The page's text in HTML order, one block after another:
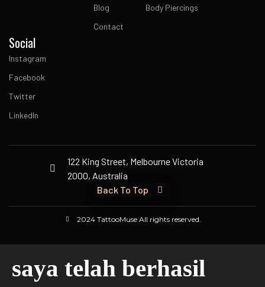
Blog
Contact
Body Piercings
Social
Instagram
Facebook
Twitter
LinkedIn
122 King Street, Melbourne Victoria
2000, Australia
Back To Top
2024 TattooMuse All rights reserved.
saya telah berhasil